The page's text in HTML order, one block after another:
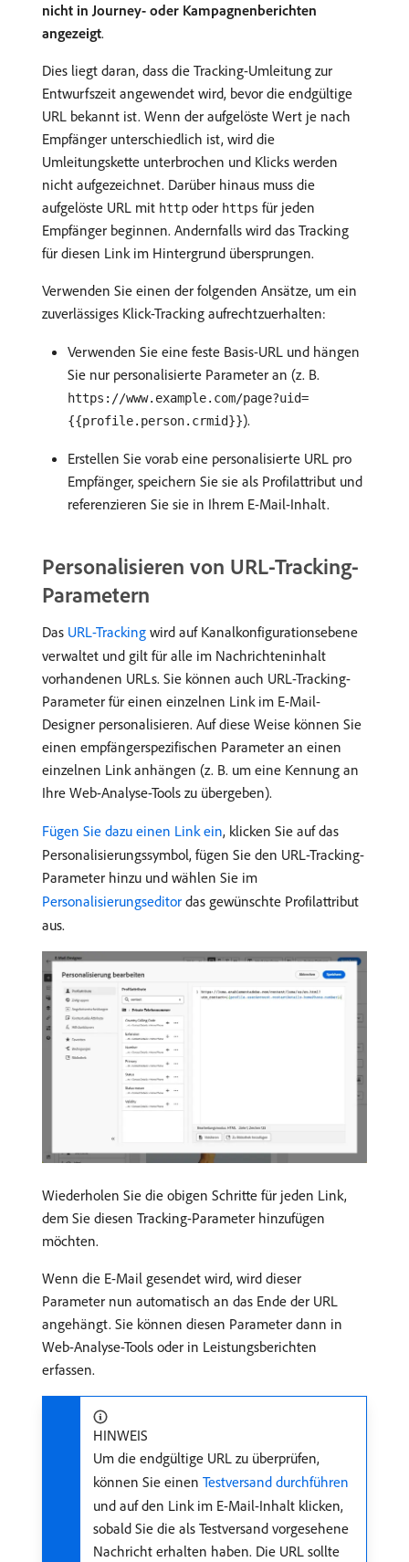
nicht in Journey- oder Kampagnenberichten
angezeigt.
Dies liegt daran, dass die Tracking-Umleitung zur
Entwurfszeit angewendet wird, bevor die endgültige
URL bekannt ist. Wenn der aufgelöste Wert je nach
Empfänger unterschiedlich ist, wird die
Umleitungskette unterbrochen und Klicks werden
nicht aufgezeichnet. Darüber hinaus muss die
aufgelöste URL mit http oder https für jeden
Empfänger beginnen. Andernfalls wird das Tracking
für diesen Link im Hintergrund übersprungen.
Verwenden Sie einen der folgenden Ansätze, um ein
zuverlässiges Klick-Tracking aufrechtzuerhalten:
Verwenden Sie eine feste Basis-URL und hängen
Sie nur personalisierte Parameter an (z. B.
https://www.example.com/page?uid=
{{profile.person.crmid}}).
Erstellen Sie vorab eine personalisierte URL pro
Empfänger, speichern Sie sie als Profilattribut und
referenzieren Sie sie in Ihrem E-Mail-Inhalt.
Personalisieren von URL-Tracking-
Parametern
Das URL-Tracking wird auf Kanalkonfigurationsebene
verwaltet und gilt für alle im Nachrichteninhalt
vorhandenen URLs. Sie können auch URL-Tracking-
Parameter für einen einzelnen Link im E-Mail-
Designer personalisieren. Auf diese Weise können Sie
einen empfängerspezifischen Parameter an einen
einzelnen Link anhängen (z. B. um eine Kennung an
Ihre Web-Analyse-Tools zu übergeben).
Fügen Sie dazu einen Link ein, klicken Sie auf das
Personalisierungssymbol, fügen Sie den URL-Tracking-
Parameter hinzu und wählen Sie im
Personalisierungseditor das gewünschte Profilattribut
aus.
Wiederholen Sie die obigen Schritte für jeden Link,
dem Sie diesen Tracking-Parameter hinzufügen
möchten.
Wenn die E-Mail gesendet wird, wird dieser
Parameter nun automatisch an das Ende der URL
angehängt. Sie können diesen Parameter dann in
Web-Analyse-Tools oder in Leistungsberichten
erfassen.
HINWEIS
Um die endgültige URL zu überprüfen,
können Sie einen Testversand durchführen
und auf den Link im E-Mail-Inhalt klicken,
sobald Sie die als Testversand vorgesehene
Nachricht erhalten haben. Die URL sollte